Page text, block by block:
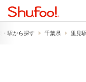
・駅から探す 千葉県 里見駅